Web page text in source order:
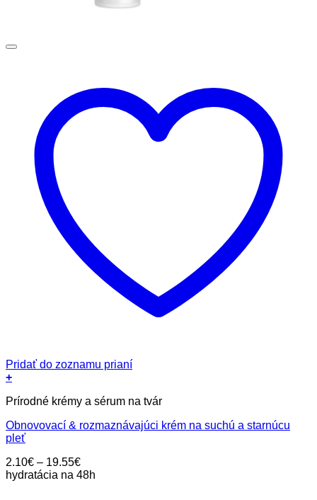
Pridať do zoznamu prianí
+
produkt
viacero
variantov.
si
môžete
Prírodné krémy a sérum na tvár
Obnovovací & rozmaznávajúci krém na suchú a starnúcu
pleť
2.10€ – 19.55€Price
range:
hydratácia na 48h